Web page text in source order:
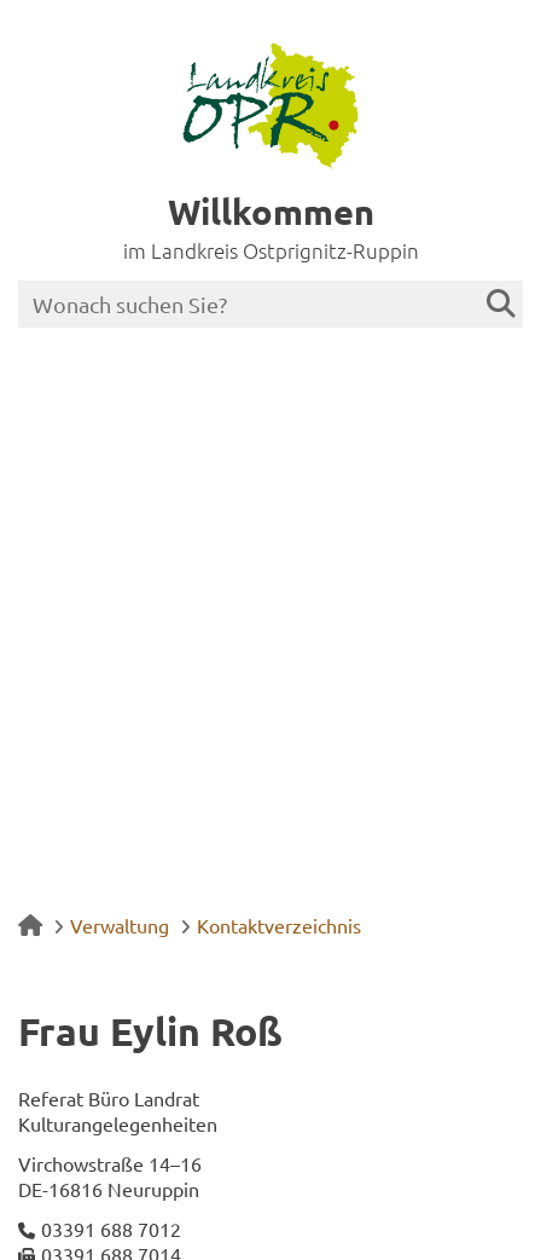
Willkommen
im Landkreis Ostprignitz-Ruppin
Verwaltung Kontaktverzeichnis
Frau Eylin Roß
Re­fe­rat Büro Land­rat
Kul­tur­ange­le­gen­hei­ten
Virch­ow­stra­ße 14–16
DE-​16816 Neu­rup­pin
03391 688 7012
03391 688 7014